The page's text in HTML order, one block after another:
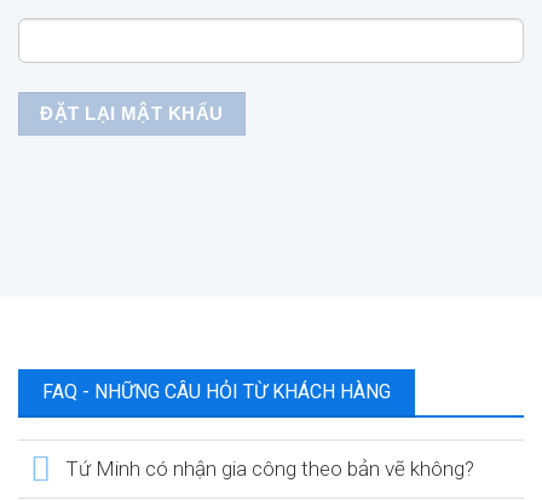
ĐẶT LẠI MẬT KHẨU
FAQ - NHỮNG CÂU HỎI TỪ KHÁCH HÀNG
Tứ Minh có nhận gia công theo bản vẽ không?